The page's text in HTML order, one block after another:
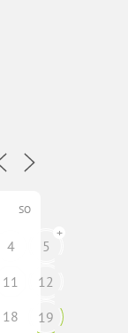
SO
4 5
+
11
12
18 19